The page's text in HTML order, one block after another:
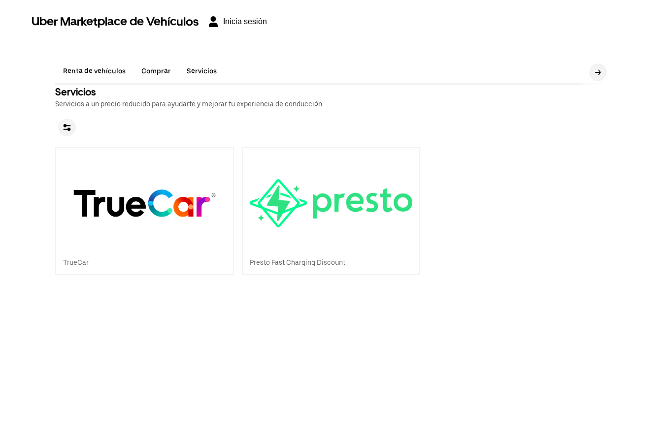
Uber Marketplace de Vehículos Inicia sesión
Renta de vehículos Comprar Servicios
Servicios
Servicios a un precio reducido para ayudarte y mejorar tu experiencia de conducción.
TrueCar Presto Fast Charging Discount